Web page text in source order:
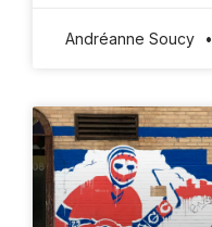
Andréanne Soucy